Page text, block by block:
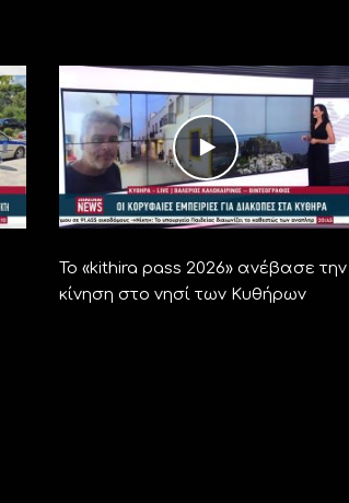
Το «kithira pass 2026» ανέβασε την
κίνηση στο νησί των Κυθήρων